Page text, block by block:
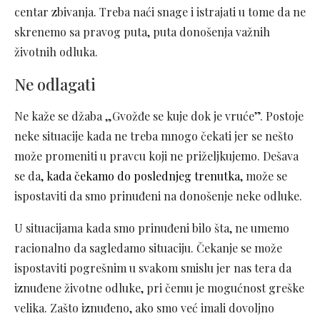
centar zbivanja. Treba naći snage i istrajati u tome da ne
skrenemo sa pravog puta, puta donošenja važnih
životnih odluka.
Ne odlagati
Ne kaže se džaba „Gvožđe se kuje dok je vruće”. Postoje
neke situacije kada ne treba mnogo čekati jer se nešto
može promeniti u pravcu koji ne priželjkujemo. Dešava
se da, kada čekamo do poslednjeg trenutka, može se
ispostaviti da smo prinuđeni na donošenje neke odluke.
U situacijama kada smo prinuđeni bilo šta, ne umemo
racionalno da sagledamo situaciju. Čekanje se može
ispostaviti pogrešnim u svakom smislu jer nas tera da
iznuđene životne odluke, pri čemu je mogućnost greške
velika. Zašto iznuđeno, ako smo već imali dovoljno